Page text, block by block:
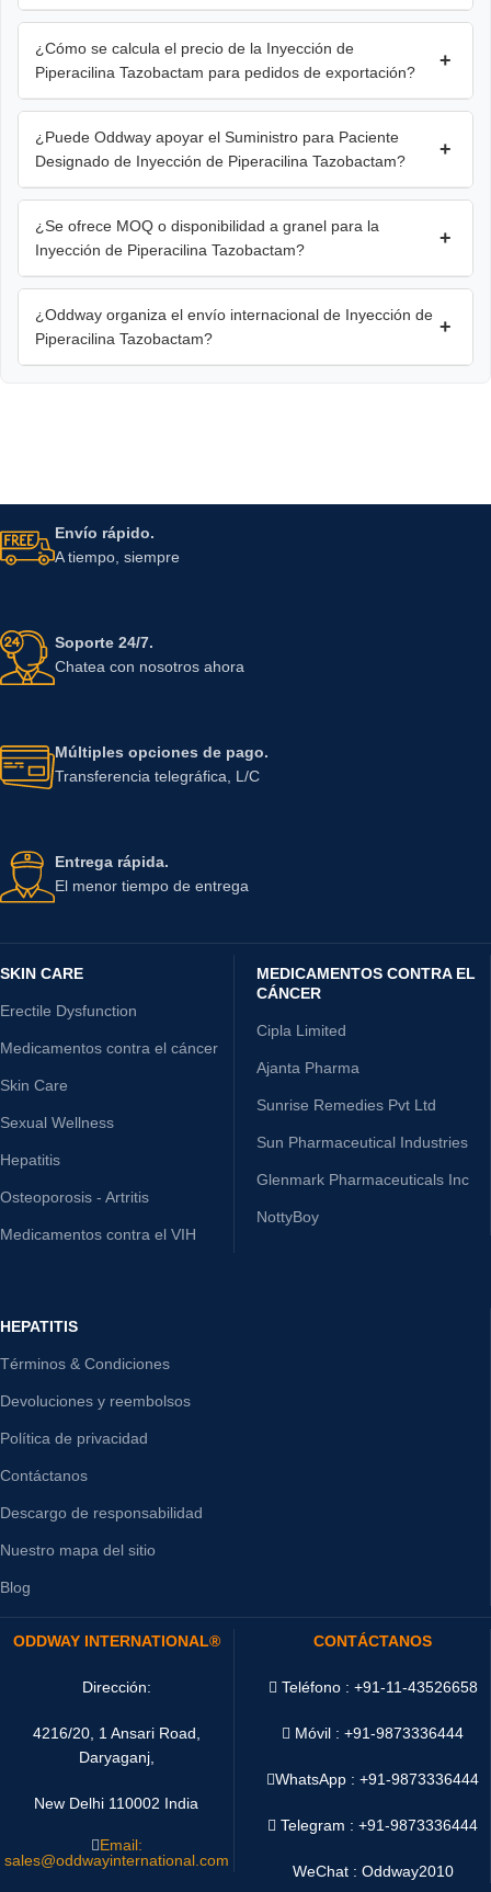
¿Cómo se calcula el precio de la Inyección de
Piperacilina Tazobactam para pedidos de exportación?
+
¿Puede Oddway apoyar el Suministro para Paciente
Designado de Inyección de Piperacilina Tazobactam?
+
¿Se ofrece MOQ o disponibilidad a granel para la
Inyección de Piperacilina Tazobactam?
+
¿Oddway organiza el envío internacional de Inyección de
Piperacilina Tazobactam?
+
Envío rápido.
A tiempo, siempre
Soporte 24/7.
Chatea con nosotros ahora
Múltiples opciones de pago.
Transferencia telegráfica, L/C
Entrega rápida.
El menor tiempo de entrega
SKIN CARE
Erectile Dysfunction
Medicamentos contra el cáncer
Skin Care
Sexual Wellness
Hepatitis
Osteoporosis - Artritis
Medicamentos contra el VIH
MEDICAMENTOS CONTRA EL
CÁNCER
Cipla Limited
Ajanta Pharma
Sunrise Remedies Pvt Ltd
Sun Pharmaceutical Industries
Glenmark Pharmaceuticals Inc
NottyBoy
HEPATITIS
Términos & Condiciones
Devoluciones y reembolsos
Política de privacidad
Contáctanos
Descargo de responsabilidad
Nuestro mapa del sitio
Blog
ODDWAY INTERNATIONAL®
Dirección:
4216/20, 1 Ansari Road,
Daryaganj,
New Delhi 110002 India
Email:
sales@oddwayinternational.com
CONTÁCTANOS
Teléfono : +91-11-43526658
Móvil : +91-9873336444
WhatsApp :+91-9873336444
Telegram : +91-9873336444
WeChat : Oddway2010